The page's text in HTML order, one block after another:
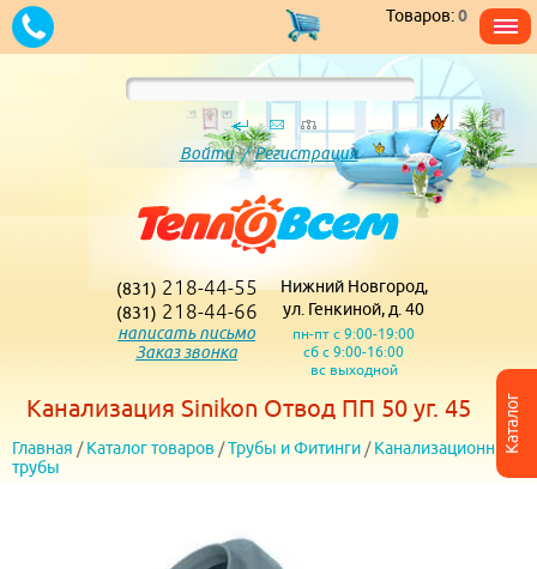
Каталог
Товаров:0
Войти/Регистрация
(831) 218-44-55
(831) 218-44-66
написать письмо
Заказ звонка
Нижний Новгород,
ул. Генкиной, д. 40
пн-пт с 9:00-19:00
сб с 9:00-16:00
вс выходной
Канализация Sinikon Отвод ПП 50 уг. 45
Главная / Каталог товаров /Трубы и Фитинги / Канализационные
трубы